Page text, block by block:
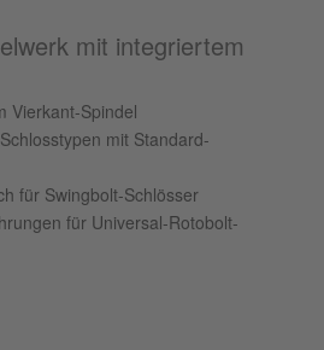
mit integriertem
Vierkant-Spindel
mit Standard-
für Swingbolt-Schlösser
für Universal-Rotobolt-